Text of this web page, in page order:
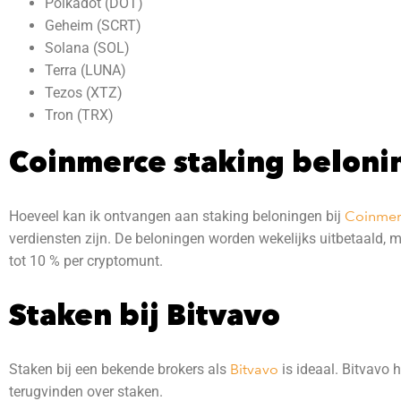
Geheim (SCRT)
Solana (SOL)
Terra (LUNA)
Tezos (XTZ)
Tron (TRX)
Coinmerce staking
Hoeveel kan ik ontvangen aan staking beloningen bij
verdiensten zijn. De beloningen worden wekelijks uitbetaald,
tot 10 % per cryptomunt.
Staken bij Bitvavo
Staken bij een bekende brokers als Bitvavo is ideaal. Bitvavo
terugvinden over staken.